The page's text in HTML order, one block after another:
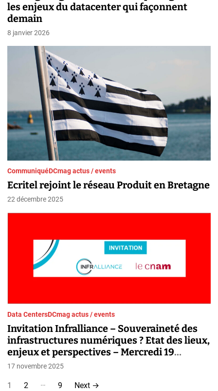
les enjeux du datacenter qui façonnent
demain
8 janvier 2026
CommuniquéDCmag actus / events
Ecritel rejoint le réseau Produit en Bretagne
22 décembre 2025
Data CentersDCmag actus / events
Invitation Infralliance – Souveraineté des
infrastructures numériques ? Etat des lieux,
enjeux et perspectives – Mercredi 19
novembre au CNAM
17 novembre 2025
P
1 2 … 9 Next →